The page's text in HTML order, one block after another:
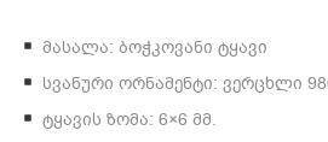
მასალა: ბოჭკოვანი ტყავი
სვანური ორნამენტი: ვერცხლი
ტყავის ზომა: 6×6 მმ.